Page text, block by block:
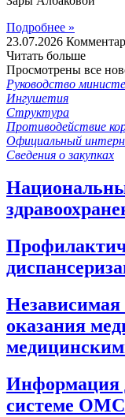
Подробнее »
23.07.2026
Читать больше
Просмотрены все
Руководство
Ингушетия
Структура
Противодействие
Официальный
Сведения о закупках
Независимая
оказания
Информация
системе ОМС